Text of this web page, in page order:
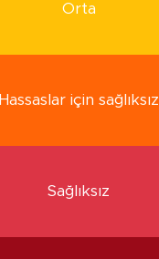
Orta
Hassaslar için sağlıksız
Sağlıksız